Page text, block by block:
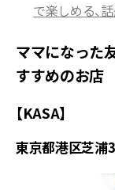
で楽しめる、
ママになった
すすめのお店
【KASA】
東京都港区芝浦